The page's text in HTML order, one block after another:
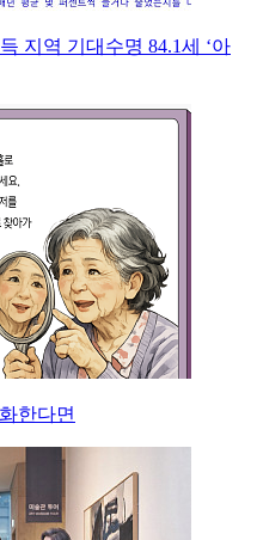
지역 기대수명 84.1세 ‘아
한다면